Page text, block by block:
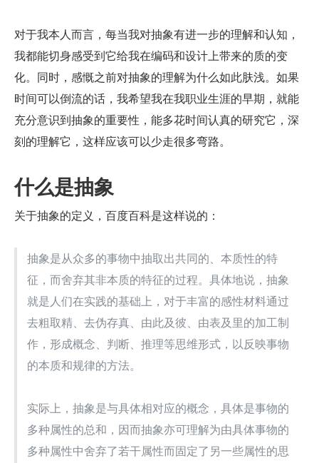
对于我本人而言，每当我对抽象有进一步的理解和认知，
我都能切身感受到它给我在编码和设计上带来的质的变
化。同时，感慨之前对抽象的理解为什么如此肤浅。如果
时间可以倒流的话，我希望我在我职业生涯的早期，就能
充分意识到抽象的重要性，能多花时间认真的研究它，深
刻的理解它，这样应该可以少走很多弯路。
什么是抽象
关于抽象的定义，百度百科是这样说的：
抽象是从众多的事物中抽取出共同的、本质性的特
征，而舍弃其非本质的特征的过程。具体地说，抽象
就是人们在实践的基础上，对于丰富的感性材料通过
去粗取精、去伪存真、由此及彼、由表及里的加工制
作，形成概念、判断、推理等思维形式，以反映事物
的本质和规律的方法。
实际上，抽象是与具体相对应的概念，具体是事物的
多种属性的总和，因而抽象亦可理解为由具体事物的
多种属性中舍弃了若干属性而固定了另一些属性的思